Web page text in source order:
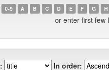
0-9 A B C D E F G H
or enter first few
In order: